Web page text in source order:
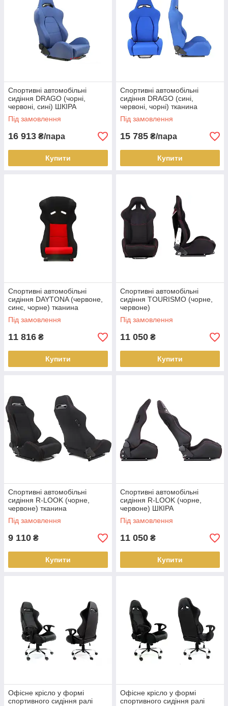
Спортивні автомобільні
сидіння DRAGO (чорні,
червоні, сині) ШКІРА
Під замовлення
16 913 ₴/пара
Купити
Спортивні автомобільні
сидіння DRAGO (сині,
червоні, чорні) тканина
Під замовлення
15 785 ₴/пара
Купити
Спортивні автомобільні
сидіння DAYTONA (червоне,
синє, чорне) тканина
Під замовлення
11 816 ₴
Купити
Спортивні автомобільні
сидіння TOURISMO (чорне,
червоне)
Під замовлення
11 050 ₴
Купити
Спортивні автомобільні
сидіння R-LOOK (чорне,
червоне) тканина
Під замовлення
9 110 ₴
Купити
Спортивні автомобільні
сидіння R-LOOK (чорне,
червоне) ШКІРА
Під замовлення
11 050 ₴
Купити
Офісне крісло у формі
спортивного сидіння ралі
Офісне крісло у формі
спортивного сидіння ралі